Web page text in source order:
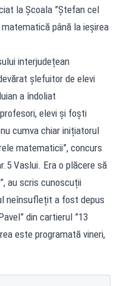
la Școala ”Ștefan cel
până la ieșirea
interjudețean
șlefuitor de elevi
a îndoliat
elevi şi foşti
cumva chiar inițiatorul
matematicii”, concurs
Vaslui. Era o plăcere să
au scris cunoscuții
neînsuflețit a fost depus
din cartierul ”13
este programată vineri,